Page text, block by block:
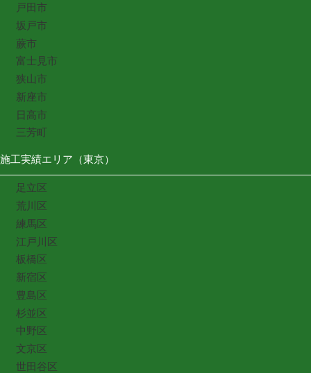
戸田市
坂戸市
蕨市
富士見市
狭山市
新座市
日高市
三芳町
施工実績エリア（東京）
足立区
荒川区
練馬区
江戸川区
板橋区
新宿区
豊島区
杉並区
中野区
文京区
世田谷区